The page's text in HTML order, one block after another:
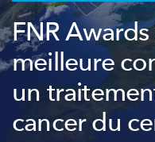
FNR
meilleure
un
cancer du